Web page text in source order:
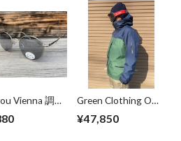
調光
Green Clothing OGA
Green/Navy Mサイ
¥47,850